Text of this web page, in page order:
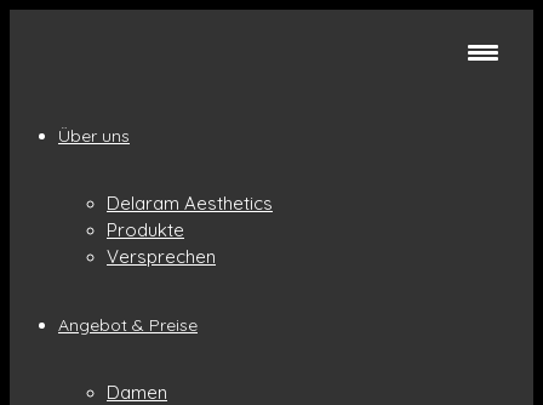
Über uns
Delaram Aesthetics
Produkte
Versprechen
Angebot & Preise
Damen